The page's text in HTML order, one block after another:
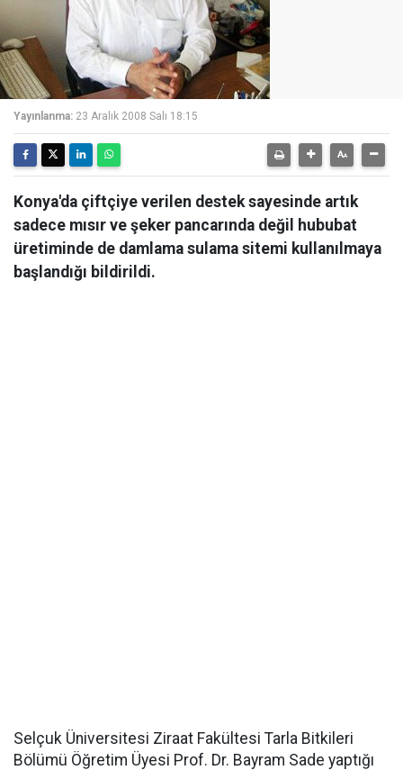
Yayınlanma: 23 Aralık 2008 Salı 18:15
Konya'da çiftçiye verilen destek sayesinde artık
sadece mısır ve şeker pancarında değil hububat
üretiminde de damlama sulama sitemi kullanılmaya
başlandığı bildirildi.
Selçuk Üniversitesi Ziraat Fakültesi Tarla Bitkileri
Bölümü Öğretim Üyesi Prof. Dr. Bayram Sade yaptığı